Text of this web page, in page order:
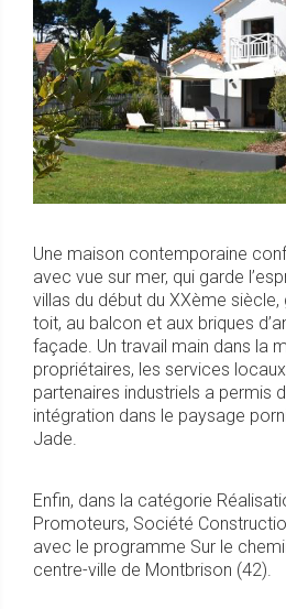
Une maison contemporaine
avec vue sur mer, qui garde
villas du début du XXème
toit, au balcon et aux briques
façade. Un travail main dans la
propriétaires, les services
partenaires industriels a permis
intégration dans le paysage
Jade.
Enfin, dans la catégorie
Promoteurs, Société
avec le programme Sur le
centre-ville de Montbrison (42).